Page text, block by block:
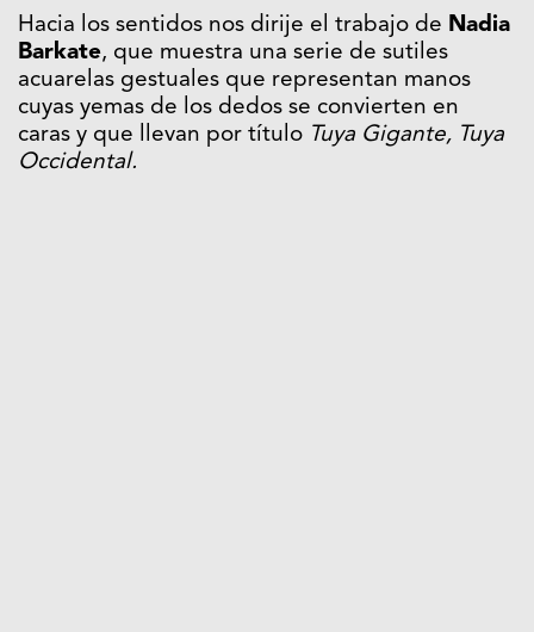
Hacia los sentidos nos dirije el trabajo de Nadia
Barkate, que muestra una serie de sutiles
acuarelas gestuales que representan manos
cuyas yemas de los dedos se convierten en
caras y que llevan por título Tuya Gigante, Tuya
Occidental.